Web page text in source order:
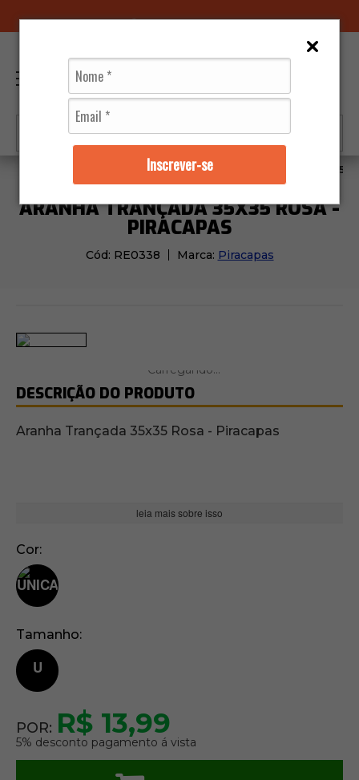
Inscrever-se
Baús e Bolsas Aranha Trançada 35x35
ARANHA TRANÇADA 35X35 ROSA -
PIRACAPAS
Cód: RE0338 Marca: Piracapas
DESCRIÇÃO DO PRODUTO
Aranha Trançada 35x35 Rosa - Piracapas
leia mais sobre isso
Cor
Tamanho
U
POR: R$ 13,99
5% desconto pagamento á vista